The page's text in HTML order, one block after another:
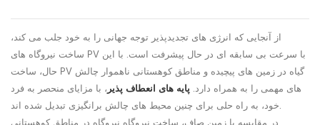
از آنجایی که انرژی های تجدیدپذیر توجه جهانی را به خود جلب می کند،
ساخت نیروگاه های PV
حال، ساخت PV
گیاه در زمین های پیچیده و مناطق کوهستانی ناهموار چالش
های مهمی را به همراه دارد. پایه های انعطاف پذیر، با مزایای منحصر به فرد
خود، به راه حلی برای چنین محیط های چالش برانگیزی تبدیل شده اند.